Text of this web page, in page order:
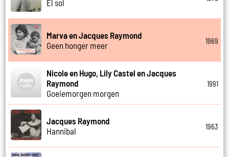
El sol
Marva en Jacques Raymond
Geen honger meer
1969
Nicole en Hugo, Lily Castel en Jacques
Raymond
Goeiemorgen morgen
1991
Jacques Raymond
Hannibal
1963